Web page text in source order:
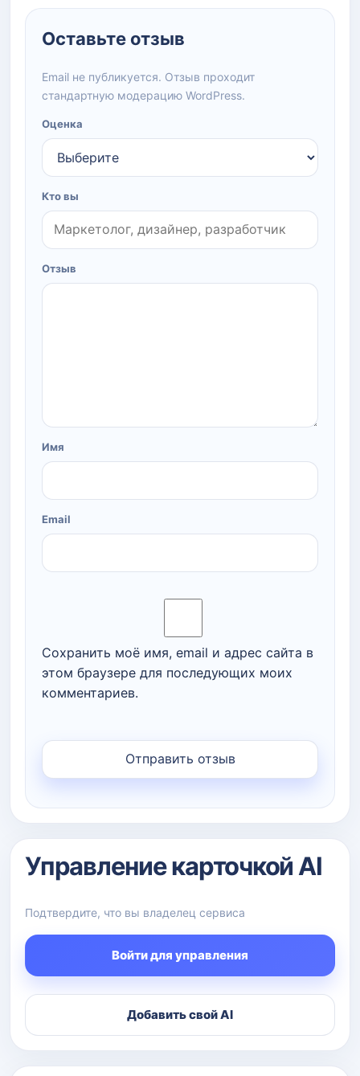
Оставьте отзыв
Email не публикуется. Отзыв проходит
стандартную модерацию WordPress.
Оценка
Кто вы
Отзыв
Имя
Email
Сохранить моё имя, email и адрес сайта в
этом браузере для последующих моих
комментариев.
Управление карточкой AI
Подтвердите, что вы владелец сервиса
Войти для управления
Добавить свой AI